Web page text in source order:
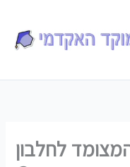
content
לחלבון